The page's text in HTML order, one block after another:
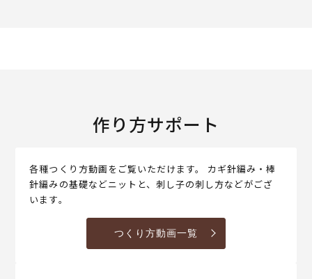
作り方サポート
各種つくり方動画をご覧いただけます。 カギ針編み・棒
針編みの基礎などニットと、刺し子の刺し方などがござ
います。
つくり方動画一覧